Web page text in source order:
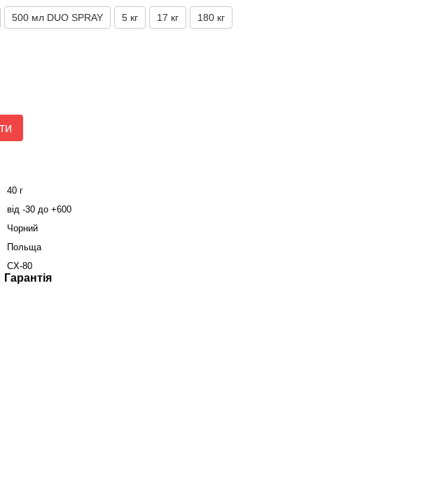
500 мл DUO SPRAY 5 кг 17 кг 180 кг
40 г
від -30 до +600
Чорний
Польща
CX-80
Гарантія